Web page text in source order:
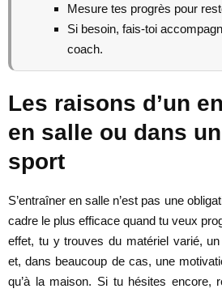
Mesure tes progrès pour
Si besoin, fais-toi
coach.
Les raisons d’un
en salle ou dans
sport
S’entraîner en salle n’est pas une
cadre le plus efficace quand tu veux
effet, tu y trouves du matériel varié,
et, dans beaucoup de cas, une
qu’à la maison. Si tu hésites encore,